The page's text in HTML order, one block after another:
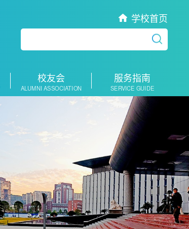
学校首页
校友会
ALUMNI ASSOCIATION
服务指南
SERVICE GUIDE